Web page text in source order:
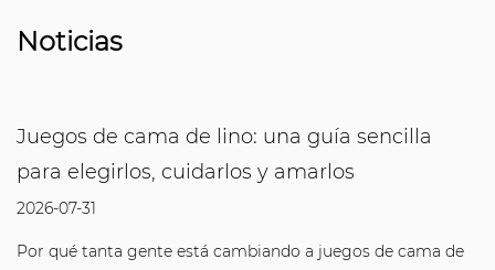
Noticias
Juegos de cama de lino: una guía sencilla
para elegirlos, cuidarlos y amarlos
2026-07-31
Por qué tanta gente está cambiando a juegos de cama de